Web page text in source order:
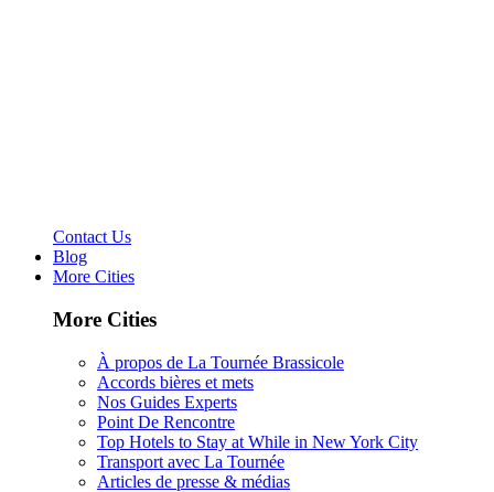
Contact Us
Blog
More Cities
More Cities
À propos de La Tournée Brassicole
Accords bières et mets
Nos Guides Experts
Point De Rencontre
Top Hotels to Stay at While in New York City
Transport avec La Tournée
Articles de presse & médias